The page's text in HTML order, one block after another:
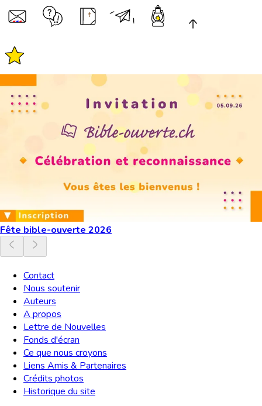
Fête bible-ouverte 2026
Contact
Nous soutenir
Auteurs
A propos
Lettre de Nouvelles
Fonds d'écran
Ce que nous croyons
Liens Amis & Partenaires
Crédits photos
Historique du site